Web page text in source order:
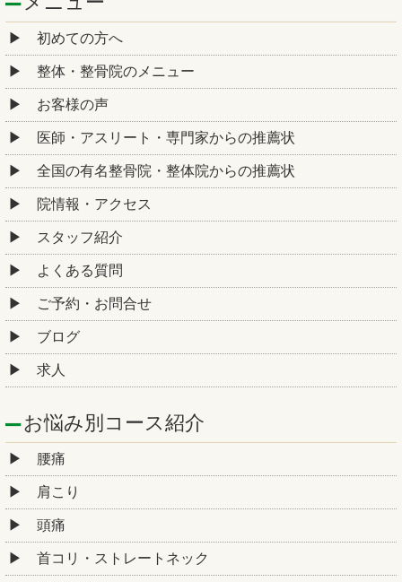
初めての方へ
整体・整骨院のメニュー
お客様の声
医師・アスリート・専門家からの推薦状
全国の有名整骨院・整体院からの推薦状
院情報・アクセス
スタッフ紹介
よくある質問
ご予約・お問合せ
ブログ
求人
お悩み別コース紹介
腰痛
肩こり
頭痛
首コリ・ストレートネック